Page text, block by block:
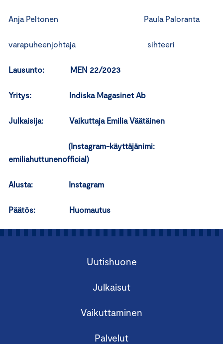
Anja Peltonen Paula Paloranta
varapuheenjohtaja sihteeri
Lausunto: MEN 22/2023
Yritys: Indiska Magasinet Ab
Julkaisija: Vaikuttaja Emilia Väätäinen
(Instagram-käyttäjänimi:
emiliahuttunenofficial)
Alusta: Instagram
Päätös: Huomautus
Uutishuone
Julkaisut
Vaikuttaminen
Palvelut